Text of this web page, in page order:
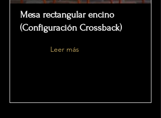
Mesa rectangular encino
(Configuración Crossback)
Leer más